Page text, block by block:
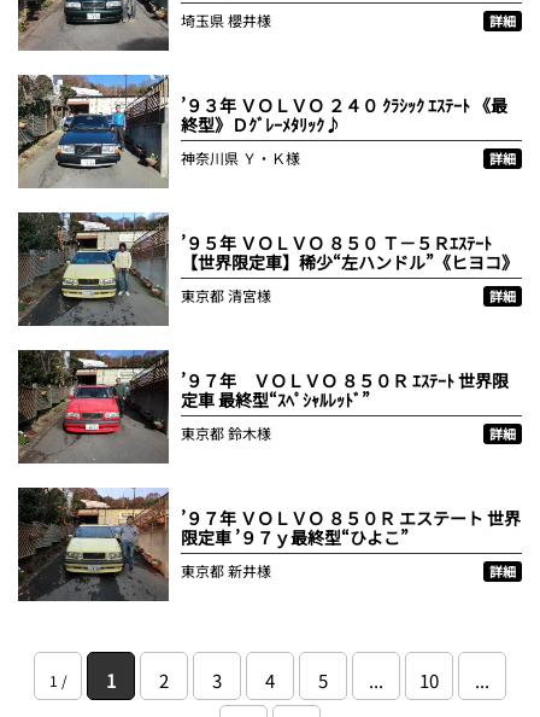
埼玉県櫻井様 詳細
’９３年 ＶＯＬＶＯ ２４０ ｸﾗｼｯｸ ｴｽﾃｰﾄ 《最
終型》Ｄｸﾞﾚｰﾒﾀﾘｯｸ♪
神奈川県 Ｙ・Ｋ様 詳細
’９５年 ＶＯＬＶＯ ８５０ Ｔ－５Ｒｴｽﾃｰﾄ
【世界限定車】稀少“左ハンドル”《ヒヨコ》
東京都清宮様 詳細
’９７年 ＶＯＬＶＯ ８５０Ｒ ｴｽﾃｰﾄ 世界限
定車 最終型“ｽﾍﾟｼｬﾙﾚｯﾄﾞ”
東京都鈴木様 詳細
’９７年 ＶＯＬＶＯ ８５０Ｒ エステート 世界
限定車 ’９７ｙ最終型“ひよこ”
東京都新井様 詳細
1 / 1 2 3 4 5 ... 10 ...